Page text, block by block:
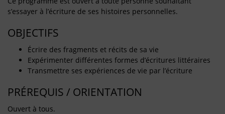
s’essayer à l’écriture de ses histoires personnelles.
OBJECTIFS
Écrire des fragments et récits de sa vie
Expérimenter différentes formes d’écritures littéraires
Transmettre ses expériences de vie par l’écriture
PRÉREQUIS / ORIENTATION
Ouvert à tous.